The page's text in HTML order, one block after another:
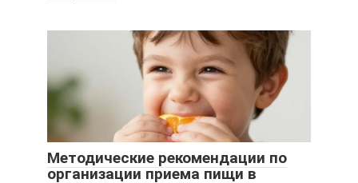
Методические рекомендации по
организации приема пищи в